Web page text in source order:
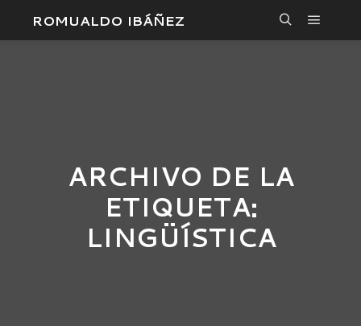
ROMUALDO IBÁÑEZ
BuscarMenú
ARCHIVO DE LA
ETIQUETA:
LINGÜÍSTICA